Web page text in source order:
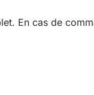
En cas de